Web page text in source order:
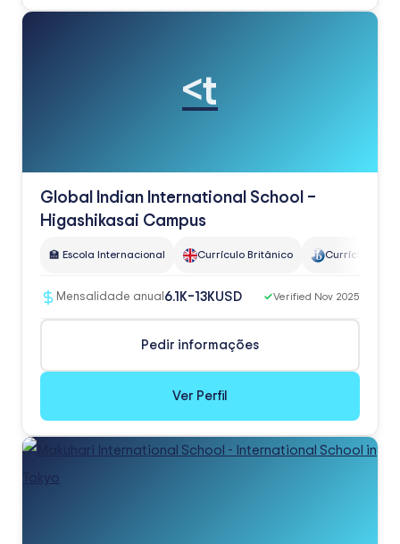
<t
Global Indian International School –
Higashikasai Campus
🏫 Escola Internacional Currículo Britânico Currículo do IB
Mensalidade anual 6.1K–13KUSD ✓Verified Nov 2025
Pedir informações
Ver Perfil